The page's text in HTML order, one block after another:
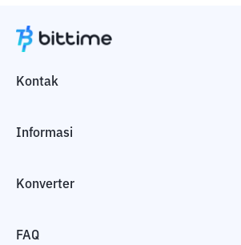
Kontak
Informasi
Konverter
FAQ